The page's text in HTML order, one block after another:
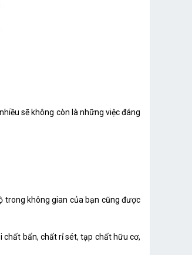
sẽ không còn là những việc đáng
trong không gian của bạn cũng được
chất bẩn, chất rỉ sét, tạp chất hữu cơ,